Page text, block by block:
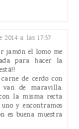
2014 a las 17:57
jamón el lomo me
para hacer la
de cerdo con
van de maravilla.
la misma recta
y encontramos
es buena muestra